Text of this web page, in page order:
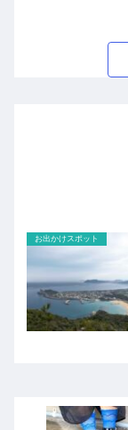
お出かけスポット